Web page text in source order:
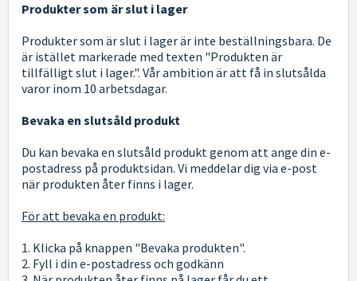
Produkter som är slut i lager
Produkter som är slut i lager är inte beställningsbara. De
är istället markerade med texten "Produkten är
tillfälligt slut i lager.". Vår ambition är att få in slutsålda
varor inom 10 arbetsdagar.
Bevaka en slutsåld produkt
Du kan bevaka en slutsåld produkt genom att ange din e-
postadress på produktsidan. Vi meddelar dig via e-post
när produkten åter finns i lager.
För att bevaka en produkt:
1. Klicka på knappen "Bevaka produkten".
2. Fyll i din e-postadress och godkänn